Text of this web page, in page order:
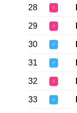
28 ♀
29 ♀
30 ♂
31 ♂
32 ♀
33 ♂